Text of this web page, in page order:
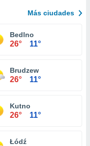
Más ciudades
Bedlno
26° 11°
Brudzew
26° 11°
Kutno
26° 11°
Łódź